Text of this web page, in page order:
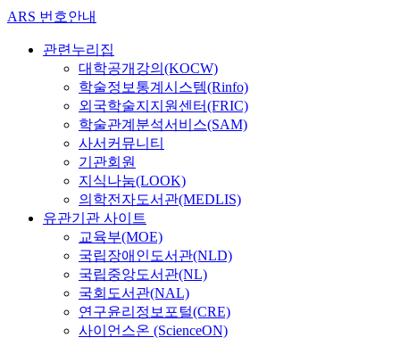
ARS 번호안내
관련누리집
대학공개강의(KOCW)
학술정보통계시스템(Rinfo)
외국학술지지원센터(FRIC)
학술관계분석서비스(SAM)
사서커뮤니티
기관회원
지식나눔(LOOK)
의학전자도서관(MEDLIS)
유관기관 사이트
교육부(MOE)
국립장애인도서관(NLD)
국립중앙도서관(NL)
국회도서관(NAL)
연구윤리정보포털(CRE)
사이언스온 (ScienceON)